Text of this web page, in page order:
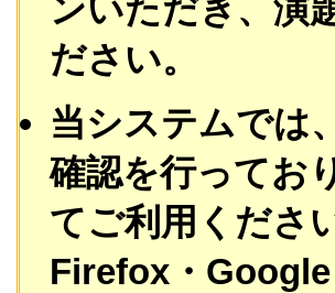
ンいただき、演
ださい。
当システムでは
確認を行ってお
てご利用くださ
Firefox・